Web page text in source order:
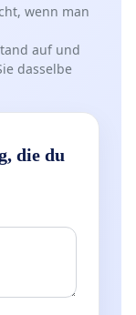
wenn man
auf und
dasselbe
die du